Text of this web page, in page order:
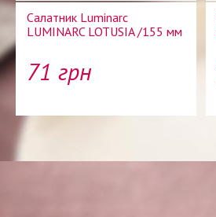
Салатник Luminarc
LUMINARC LOTUSIA /155 мм
71 грн